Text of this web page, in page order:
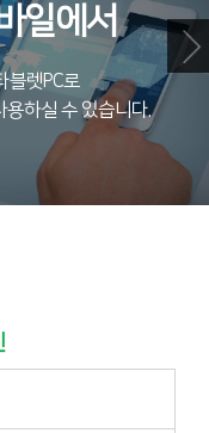
일에서
블렛PC로
하실 수 있습니다.